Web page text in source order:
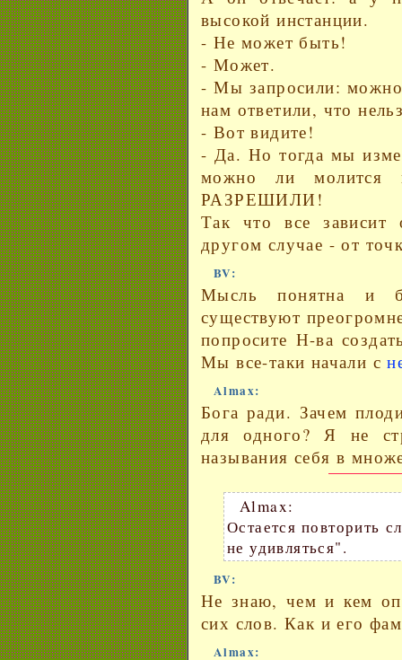
высокой инстанции.
- Не может быть!
- Может.
- Мы запросили:
нам ответили, что
- Вот видите!
- Да. Но тогда мы
можно ли
РАЗРЕШИЛИ!
Так что все зависит
другом случае - от
BV:
Мысль понятна и
существуют
попросите Н-ва
Мы все-таки начали с
Almax:
Бога ради. Зачем
для одного? Я не
называния себя в
Almax:
Остается повторить
не удивляться".
BV:
Не знаю, чем и кем
сих слов. Как и его
Almax: